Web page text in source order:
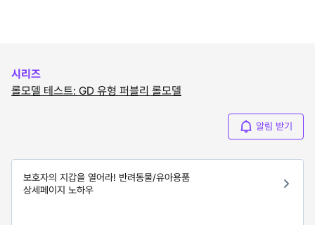
시리즈
롤모델 테스트: GD 유형 퍼블리 롤모델
알림 받기
보호자의 지갑을 열어라! 반려동물/유아용품
상세페이지 노하우